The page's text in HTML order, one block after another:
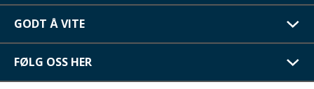
GODT Å VITE
FØLG OSS HER